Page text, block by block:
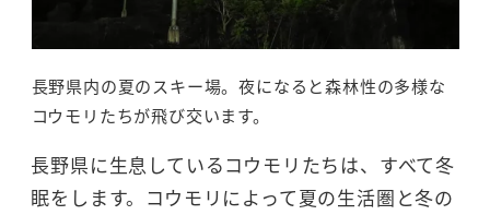
長野県内の夏のスキー場。夜になると森林性の多様な
コウモリたちが飛び交います。
長野県に生息しているコウモリたちは、すべて冬
眠をします。コウモリによって夏の生活圏と冬の